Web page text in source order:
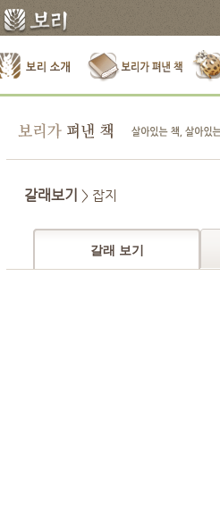
갈래보기 > 잡지
갈래 보기